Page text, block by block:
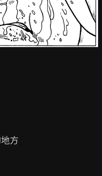
方